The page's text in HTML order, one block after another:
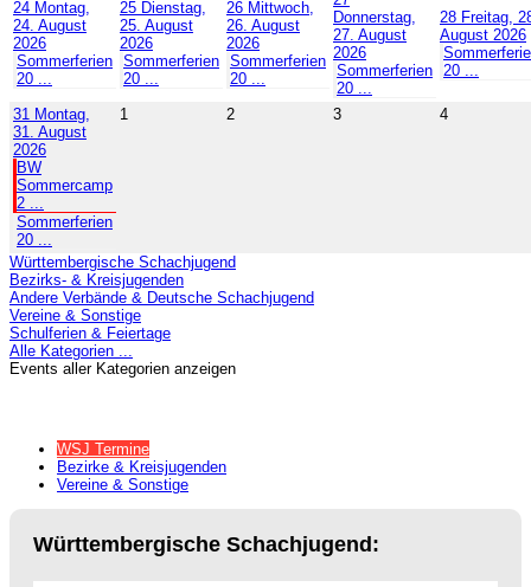
24 Montag,
24. August
2026
Sommerferien
20 ...
25 Dienstag,
25. August
2026
Sommerferien
20 ...
26 Mittwoch,
26. August
2026
Sommerferien
20 ...
Donnerstag,
27. August
2026
Sommerferien
20 ...
28 Freitag,
August 2026
20 ...
31 Montag,
31. August
2026
BW
Sommercamp
2 ...
Sommerferien
20 ...
1 2 3 4
Württembergische Schachjugend
Bezirks- & Kreisjugenden
Andere Verbände & Deutsche Schachjugend
Vereine & Sonstige
Schulferien & Feiertage
Alle Kategorien ...
Events aller Kategorien anzeigen
WSJ Termine
Bezirke & Kreisjugenden
Vereine & Sonstige
Württembergische Schachjugend: